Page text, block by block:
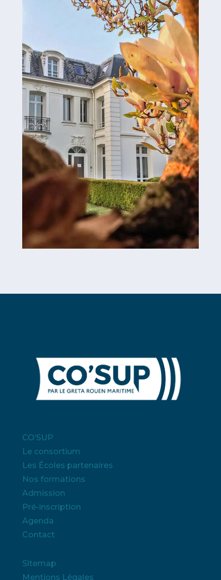
CO’SUP
Le consortium
Les Écoles partenaires
Nos formations
Admission
Pré-inscription
Agenda
Contact
Sitemap
Mentions Légales